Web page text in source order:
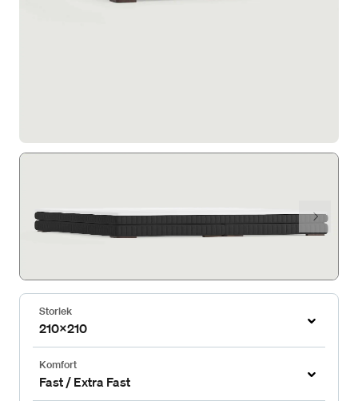
Storlek
210x210
Komfort
Fast / Extra Fast